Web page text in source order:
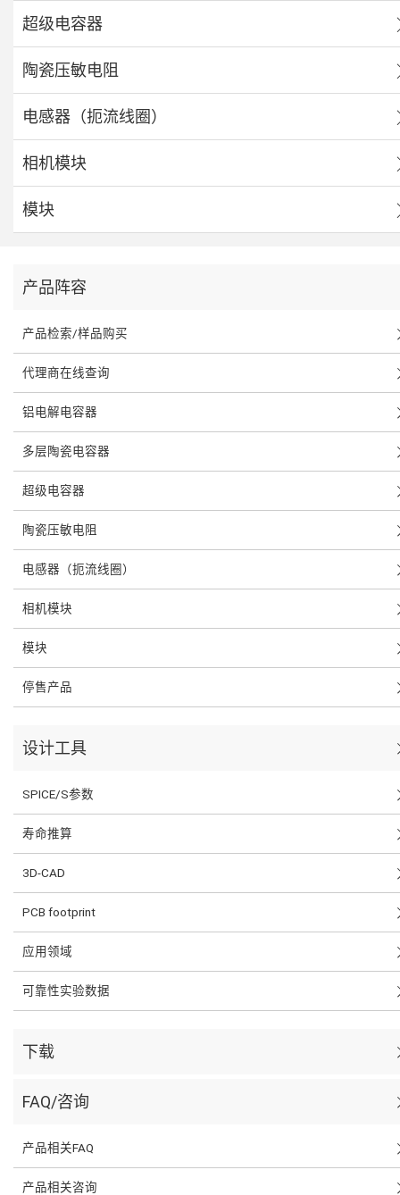
超级电容器
陶瓷压敏电阻
电感器（扼流线圈）
相机模块
模块
产品阵容
产品检索/样品购买
代理商在线查询
铝电解电容器
多层陶瓷电容器
超级电容器
陶瓷压敏电阻
电感器（扼流线圈）
相机模块
模块
停售产品
设计工具
SPICE/S参数
寿命推算
3D-CAD
PCB footprint
应用领域
可靠性实验数据
下载
FAQ/咨询
产品相关FAQ
产品相关咨询